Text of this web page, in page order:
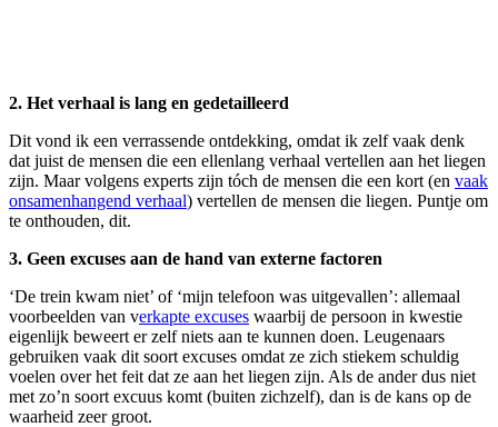
2. Het verhaal is lang en gedetailleerd
Dit vond ik een verrassende ontdekking, omdat ik zelf vaak denk
dat juist de mensen die een ellenlang verhaal vertellen aan het liegen
zijn. Maar volgens experts zijn tóch de mensen die een kort (en vaak
onsamenhangend verhaal) vertellen de mensen die liegen. Puntje om
te onthouden, dit.
3. Geen excuses aan de hand van externe factoren
‘De trein kwam niet’ of ‘mijn telefoon was uitgevallen’: allemaal
voorbeelden van verkapte excuses waarbij de persoon in kwestie
eigenlijk beweert er zelf niets aan te kunnen doen. Leugenaars
gebruiken vaak dit soort excuses omdat ze zich stiekem schuldig
voelen over het feit dat ze aan het liegen zijn. Als de ander dus niet
met zo’n soort excuus komt (buiten zichzelf), dan is de kans op de
waarheid zeer groot.